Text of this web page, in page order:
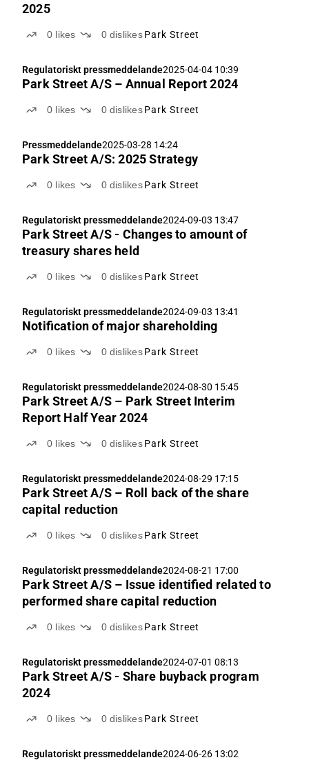
2025
0 likes 0 dislikes Park Street
Regulatoriskt pressmeddelande2025-04-04 10:39
Park Street A/S – Annual Report 2024
0 likes 0 dislikes Park Street
Pressmeddelande2025-03-28 14:24
Park Street A/S: 2025 Strategy
0 likes 0 dislikes Park Street
Regulatoriskt pressmeddelande2024-09-03 13:47
Park Street A/S - Changes to amount of
treasury shares held
0 likes 0 dislikes Park Street
Regulatoriskt pressmeddelande2024-09-03 13:41
Notification of major shareholding
0 likes 0 dislikes Park Street
Regulatoriskt pressmeddelande2024-08-30 15:45
Park Street A/S – Park Street Interim
Report Half Year 2024
0 likes 0 dislikes Park Street
Regulatoriskt pressmeddelande2024-08-29 17:15
Park Street A/S – Roll back of the share
capital reduction
0 likes 0 dislikes Park Street
Regulatoriskt pressmeddelande2024-08-21 17:00
Park Street A/S – Issue identified related to
performed share capital reduction
0 likes 0 dislikes Park Street
Regulatoriskt pressmeddelande2024-07-01 08:13
Park Street A/S - Share buyback program
2024
0 likes 0 dislikes Park Street
Regulatoriskt pressmeddelande2024-06-26 13:02